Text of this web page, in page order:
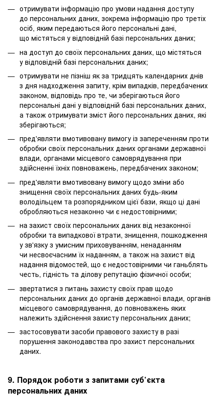
отримувати інформацію про умови надання доступу
до персональних даних, зокрема інформацію про третіх
осіб, яким передаються його персональні дані,
що містяться у відповідній базі персональних даних;
на доступ до своїх персональних даних, що містяться
у відповідній базі персональних даних;
отримувати не пізніш як за тридцять календарних днів
з дня надходження запиту, крім випадків, передбачених
законом, відповідь про те, чи зберігаються його
персональні дані у відповідній базі персональних даних,
а також отримувати зміст його персональних даних, які
зберігаються;
пред'являти вмотивовану вимогу із запереченням проти
обробки своїх персональних даних органами державної
влади, органами місцевого самоврядування при
здійсненні їхніх повноважень, передбачених законом;
пред'являти вмотивовану вимогу щодо зміни або
знищення своїх персональних даних будь-яким
володільцем та розпорядником цієї бази, якщо ці дані
обробляються незаконно чи є недостовірними;
на захист своїх персональних даних від незаконної
обробки та випадкової втрати, знищення, пошкодження
у зв'язку з умисним приховуванням, ненаданням
чи несвоєчасним їх наданням, а також на захист від
надання відомостей, що є недостовірними чи ганьблять
честь, гідність та ділову репутацію фізичної особи;
звертатися з питань захисту своїх прав щодо
персональних даних до органів державної влади, органів
місцевого самоврядування, до повноважень яких
належить здійснення захисту персональних даних;
застосовувати засоби правового захисту в разі
порушення законодавства про захист персональних
даних.
9. Порядок роботи з запитами суб’єкта
персональних даних